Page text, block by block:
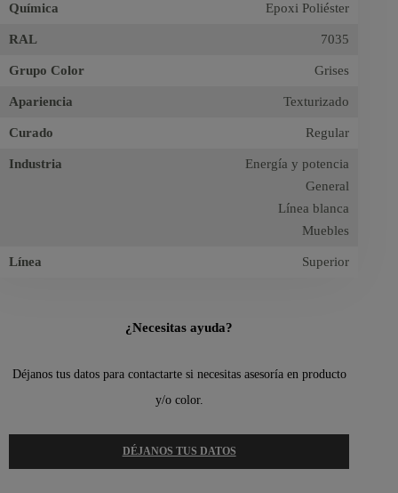
Química Epoxi Poliéster
RAL 7035
Grupo Color Grises
Apariencia Texturizado
Curado Regular
Industria
Energía y potencia
General
Línea blanca
Muebles
Línea Superior
¿Necesitas ayuda?
Déjanos tus datos para contactarte si necesitas asesoría en producto
y/o color.
DÉJANOS TUS DATOS